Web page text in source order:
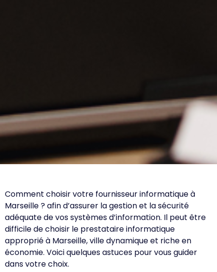
Comment choisir votre fournisseur informatique à
Marseille ? afin d’assurer la gestion et la sécurité
adéquate de vos systèmes d’information. Il peut être
difficile de choisir le prestataire informatique
approprié à Marseille, ville dynamique et riche en
économie. Voici quelques astuces pour vous guider
dans votre choix.